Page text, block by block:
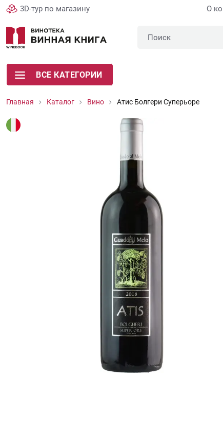
3D-тур по магазину О
ВСЕ КАТЕГОРИИ
Главная Каталог Вино Атис Болгери Суперьоре